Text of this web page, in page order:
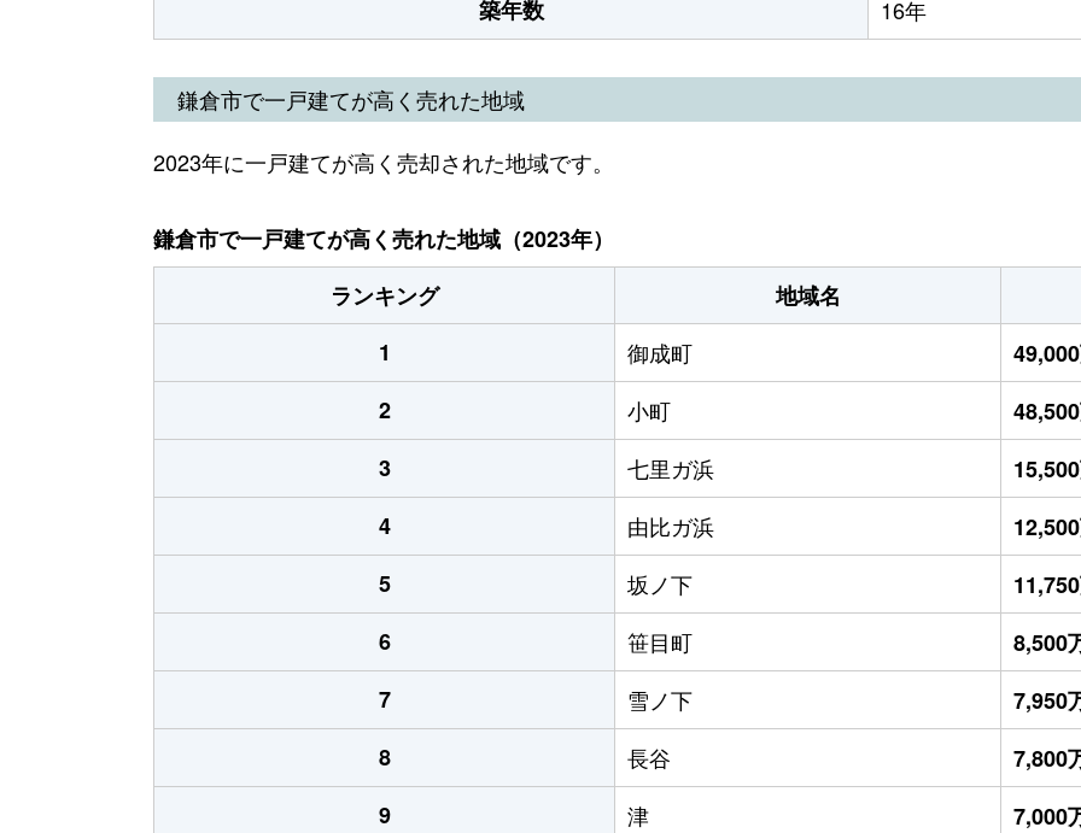
築年数 16年
鎌倉市で一戸建てが高く売れた地域
2023年に一戸建てが高く売却された地域です。
鎌倉市で一戸建てが高く売れた地域（2023年）
ランキング
地域名
1
御成町
2
小町
3
七里ガ浜
4
由比ガ浜
5
坂ノ下
6
笹目町
8,500
7
雪ノ下
7,950
8
長谷
7,800
9
津
7,000